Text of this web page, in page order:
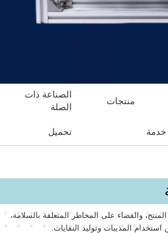
منتجات
الصناعة ذات
الصلة
خدمة تحميل
والقضاء على المخاطر المتعلقة بالسلامة،
استخدام المذيبات وتوليد النفايات.